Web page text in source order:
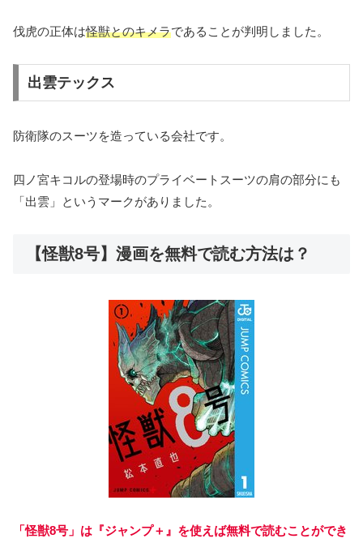
伐虎の正体は怪獣とのキメラであることが判明しました。
出雲テックス
防衛隊のスーツを造っている会社です。
四ノ宮キコルの登場時のプライベートスーツの肩の部分にも
「出雲」というマークがありました。
【怪獣8号】漫画を無料で読む方法は？
「怪獣8号」は『ジャンプ＋』を使えば無料で読むことができ